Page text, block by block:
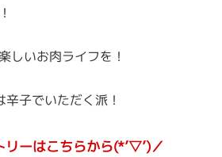
しいお肉ライフを！
辛子でいただく派！
リーはこちらから(*’▽’)／